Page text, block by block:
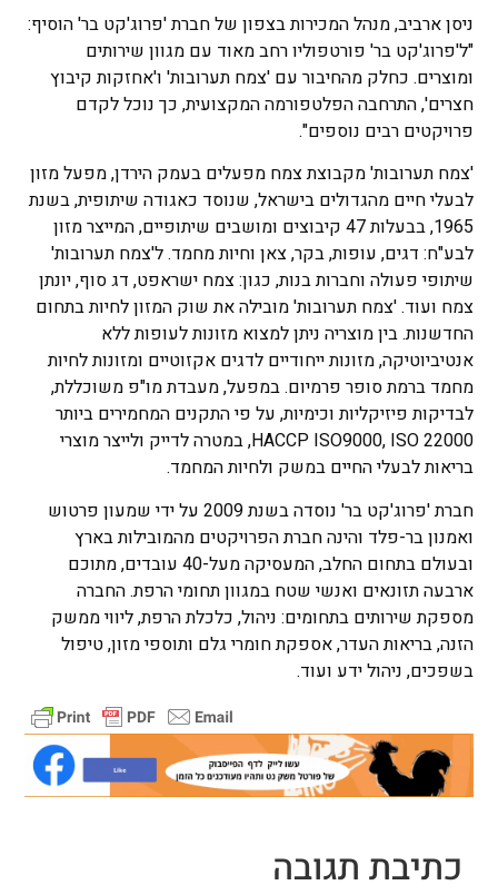
ניסן ארביב, מנהל המכירות בצפון של חברת 'פרוג'קט בר' הוסיף:
"ל'פרוג'קט בר' פורטפוליו רחב מאוד עם מגוון שירותים
ומוצרים. כחלק מהחיבור עם 'צמח תערובות' ו'אחזקות קיבוץ
חצרים', התרחבה הפלטפורמה המקצועית, כך נוכל לקדם
פרויקטים רבים נוספים".
'צמח תערובות' מקבוצת צמח מפעלים בעמק הירדן, מפעל מזון
לבעלי חיים מהגדולים בישראל, שנוסד כאגודה שיתופית, בשנת
1965, בבעלות 47 קיבוצים ומושבים שיתופיים, המייצר מזון
לבע"ח: דגים, עופות, בקר, צאן וחיות מחמד. ל'צמח תערובות'
שיתופי פעולה וחברות בנות, כגון: צמח ישראפט, דג סוף, יונתן
צמח ועוד. 'צמח תערובות' מובילה את שוק המזון לחיות בתחום
החדשנות. בין מוצריה ניתן למצוא מזונות לעופות ללא
אנטיביוטיקה, מזונות ייחודיים לדגים אקזוטיים ומזונות לחיות
מחמד ברמת סופר פרמיום. במפעל, מעבדת מו"פ משוכללת,
לבדיקות פיזיקליות וכימיות, על פי התקנים המחמירים ביותר
HACCP ISO9000, ISO 22000, במטרה לדייק ולייצר מוצרי
בריאות לבעלי החיים במשק ולחיות המחמד.
חברת 'פרוג'קט בר' נוסדה בשנת 2009 על ידי שמעון פרטוש
ואמנון בר-פלד והינה חברת הפרויקטים מהמובילות בארץ
ובעולם בתחום החלב, המעסיקה מעל-40 עובדים, מתוכם
ארבעה תזונאים ואנשי שטח במגוון תחומי הרפת. החברה
מספקת שירותים בתחומים: ניהול, כלכלת הרפת, ליווי ממשק
הזנה, בריאות העדר, אספקת חומרי גלם ותוספי מזון, טיפול
בשפכים, ניהול ידע ועוד.
כתיבת תגובה